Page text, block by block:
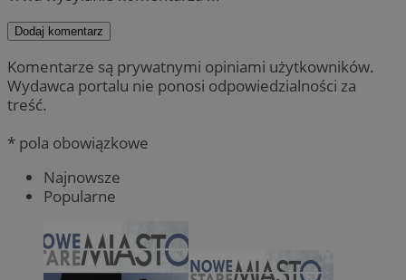
Dodaj komentarz
Komentarze są prywatnymi opiniami użytkowników.
Wydawca portalu nie ponosi odpowiedzialności za
treść.
* pola obowiązkowe
Najnowsze
Popularne